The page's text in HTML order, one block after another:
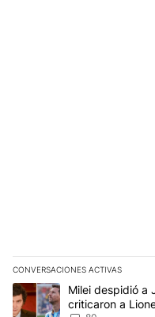
CONVERSACIONES ACTIVAS
Este listado muestra los
Un artículo de tendencia
Milei despidió a
criticaron a